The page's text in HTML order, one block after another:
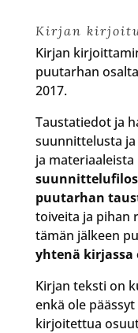
Kirjan
Kirjan
puutarhan
2017.
Taustatiedot ja
suunnittelusta
ja
puutarhan
toiveita ja pihan
tämän jälkeen
yhtenä
Kirjan teksti on
enkä ole
kirjoitettua